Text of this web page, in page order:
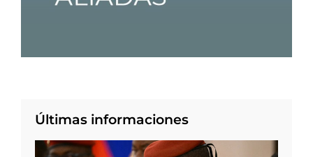
Últimas informaciones